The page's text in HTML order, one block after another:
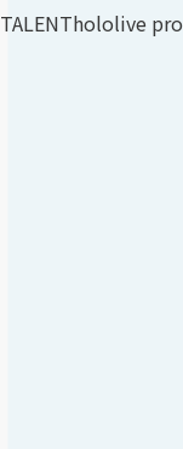
TALENThololive